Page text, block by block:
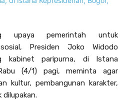
upaya pemerintah untuk
Presiden Joko Widodo
kabinet paripurna, di Istana
(4/1) pagi, meminta agar
kultur, pembangunan karakter,